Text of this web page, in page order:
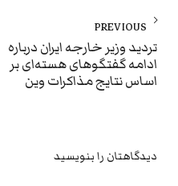
راهبری
نوشته
PREVIOUS
Previous
post:
تردید وزیر خارجه ایران درباره
ادامه گفتگوهای هسته‌ای بر
اساس نتایج مذاکرات وین
دیدگاهتان را بنویسید